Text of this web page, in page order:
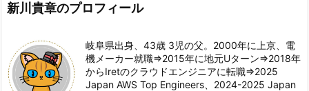
新川貴章のプロフィール
岐阜県出身、43歳 3児の父。2000年に上京、電
機メーカー就職⇒2015年に地元Uターン⇒2018年
からIretのクラウドエンジニアに転職⇒2025
Japan AWS Top Engineers、2024-2025 Japan